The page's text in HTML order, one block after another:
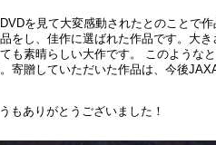
を見て大変感動されたとのことで
をし、佳作に選ばれた作品です。大
も素晴らしい大作です。 このような
寄贈していただいた作品は、今後
もありがとうございました！